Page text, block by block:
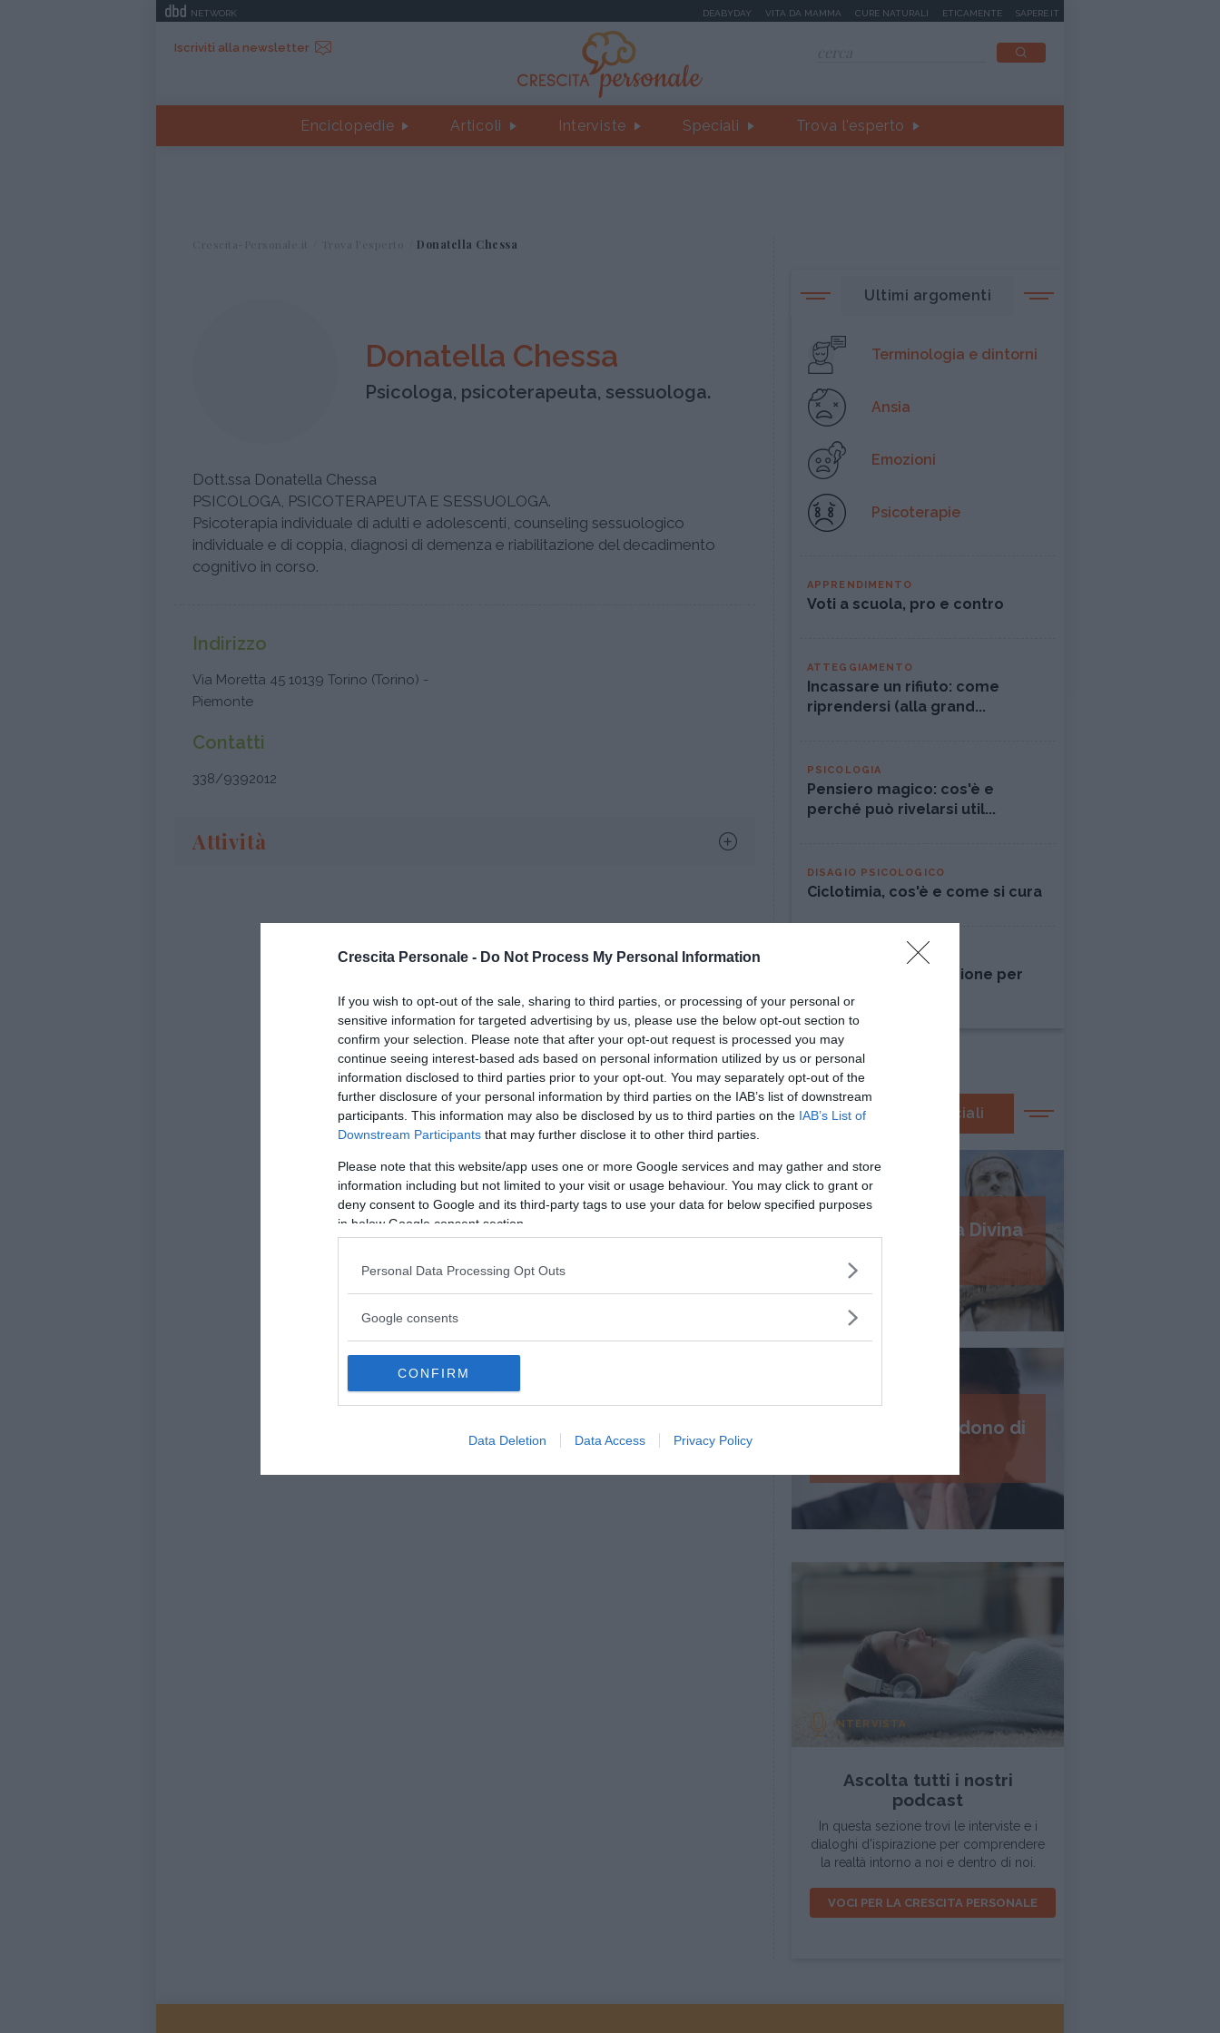
Crescita Personale - Do Not Process My Personal Information
If you wish to opt-out of the sale, sharing to third parties, or processing of your personal or
sensitive information for targeted advertising by us, please use the below opt-out section to
confirm your selection. Please note that after your opt-out request is processed you may
continue seeing interest-based ads based on personal information utilized by us or personal
information disclosed to third parties prior to your opt-out. You may separately opt-out of the
further disclosure of your personal information by third parties on the IAB’s list of downstream
participants. This information may also be disclosed by us to third parties on the IAB’s List of
Downstream Participants that may further disclose it to other third parties.
Please note that this website/app uses one or more Google services and may gather and store
information including but not limited to your visit or usage behaviour. You may click to grant or
deny consent to Google and its third-party tags to use your data for below specified purposes
in below Google consent section.
Personal Data Processing Opt Outs
Google consents
CONFIRM
Data Deletion Data Access Privacy Policy
NETWORK DEABYDAY VITA DA MAMMA CURE NATURALI ETICAMENTE SAPERE.IT
Iscriviti alla newsletter
Enciclopedie Articoli Interviste Speciali Trova l'esperto
Donatella Chessa
Donatella Chessa
Psicologa, psicoterapeuta, sessuologa.
Dott.ssa Donatella Chessa
PSICOLOGA, PSICOTERAPEUTA E SESSUOLOGA.
Psicoterapia individuale di adulti e adolescenti, counseling sessuologico
individuale e di coppia, diagnosi di demenza e riabilitazione del decadimento
cognitivo in corso.
Indirizzo
Via Moretta 45 10139 Torino (Torino) -
Piemonte
Contatti
338/9392012
Attività
Ultimi argomenti
Terminologia e dintorni
Ansia
Emozioni
Psicoterapie
APPRENDIMENTO
Voti a scuola, pro e contro
ATTEGGIAMENTO
Incassare un rifiuto: come
riprendersi (alla grand...
PSICOLOGIA
Pensiero magico: cos'è e
perché può rivelarsi util...
DISAGIO PSICOLOGICO
Ciclotimia, cos'è e come si cura
Liberarsi dall'ossessione per
una persona
I nostri speciali
Psicologia della Divina
I 7 passi del perdono di
INTERVISTA
Ascolta tutti i nostri
podcast
In questa sezione trovi le interviste e i
dialoghi d'ispirazione per comprendere
la realtà intorno a noi e dentro di noi.
VOCI PER LA CRESCITA PERSONALE